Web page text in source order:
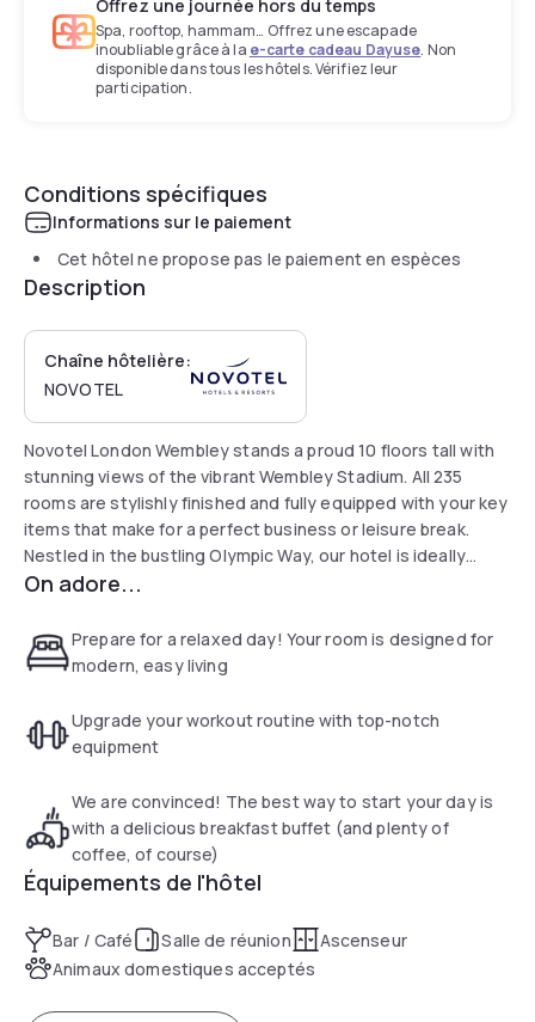
Offrez une journée hors du temps
Spa, rooftop, hammam… Offrez une escapade
inoubliable grâce à la e-carte cadeau Dayuse. Non
disponible dans tous les hôtels. Vérifiez leur
participation.
Conditions spécifiques
Informations sur le paiement
Cet hôtel ne propose pas le paiement en espèces
Description
Chaîne hôtelière:
NOVOTEL
Novotel London Wembley stands a proud 10 floors tall with
stunning views of the vibrant Wembley Stadium. All 235
rooms are stylishly finished and fully equipped with your key
items that make for a perfect business or leisure break.
Nestled in the bustling Olympic Way, our hotel is ideally
situated for Wembley Stadium, the OVO arena, shopping at
London just a 20-minute ride away. Stefano Puccini, General
Manager
On adore...
Prepare for a relaxed day! Your room is designed for
modern, easy living
Upgrade your workout routine with top-notch
equipment
We are convinced! The best way to start your day is
with a delicious breakfast buffet (and plenty of
coffee, of course)
Équipements de l'hôtel
Bar / Café Salle de réunion
Ascenseur
Animaux domestiques acceptés